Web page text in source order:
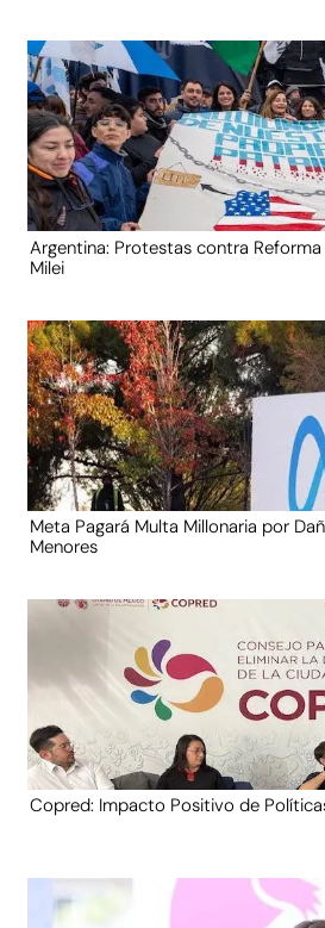
Argentina: Protestas contra
Milei
Meta Pagará Multa Millonaria por
Menores
Copred: Impacto Positivo de